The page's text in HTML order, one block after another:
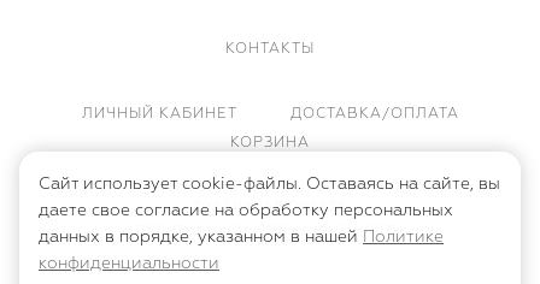
КОНТАКТЫ
ЛИЧНЫЙ КАБИНЕТ
ДОСТАВКА/ОПЛАТА
КОРЗИНА
ПУБЛИЧНАЯ ОФЕРТА
ПОЛИТИКА КОНФИДЕНЦИАЛЬНОСТИ
Сайт использует cookie-файлы. Оставаясь на сайте, вы
даете свое согласие на обработку персональных
данных в порядке, указанном в нашей Политике
конфиденциальности